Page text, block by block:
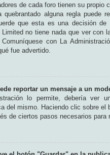
de cada foro tienen su propio
alguna regla puede
que esta es una decisión de
no tiene nada que ver con
con La
fue advertido.
reportar un mensaje a un
lo permite, debería ver
del mismo. Haciendo clic sobre el
de ciertos pasos necesarios para